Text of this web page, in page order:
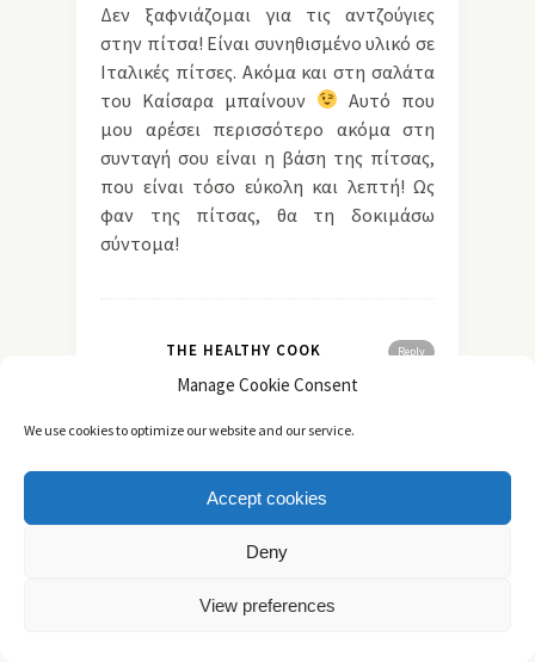
Manage Cookie Consent
We use cookies to optimize our website and our service.
Accept cookies
Deny
View preferences
Δεν ξαφνιάζομαι για τις αντζούγιες
στην πίτσα! Είναι συνηθισμένο υλικό σε
Ιταλικές πίτσες. Ακόμα και στη σαλάτα
του Καίσαρα μπαίνουν
Αυτό που
μου αρέσει περισσότερο ακόμα στη
συνταγή σου είναι η βάση της πίτσας,
που είναι τόσο εύκολη και λεπτή! Ως
φαν της πίτσας, θα τη δοκιμάσω
σύντομα!
Reply
THE HEALTHY COOK
εμείς όμως δεν τις
συνηθίζουμε… άλλο αν εμένα
μου αρέσουν πολύ!!!
απλά στη συγκεκριμένη
συνταγή η γεύση της αντζούγιας
για τους λάτρεις.